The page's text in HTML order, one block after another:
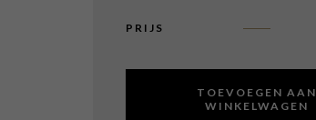
PRIJS
TOEVOEGEN AAN
WINKELWAGEN